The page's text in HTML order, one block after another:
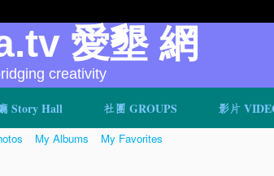
Story Hall 社團 GROUPS 影片
愛墾 網
creativity
My Albums My Favorites